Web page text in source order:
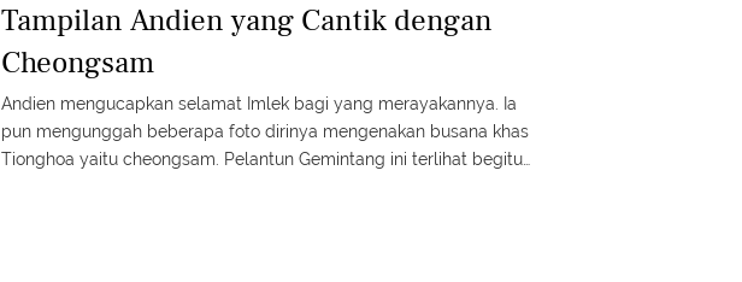
Tampilan Andien yang Cantik dengan
Cheongsam
Andien mengucapkan selamat Imlek bagi yang merayakannya. Ia
pun mengunggah beberapa foto dirinya mengenakan busana khas
Tionghoa yaitu cheongsam. Pelantun Gemintang ini terlihat begitu